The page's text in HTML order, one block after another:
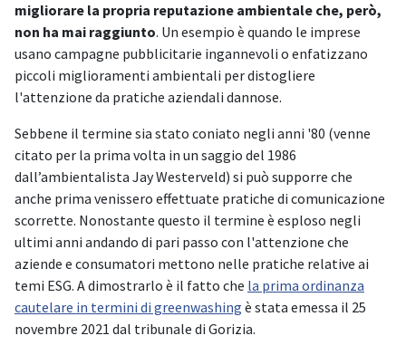
migliorare la propria reputazione ambientale che, però,
non ha mai raggiunto. Un esempio è quando le imprese
usano campagne pubblicitarie ingannevoli o enfatizzano
piccoli miglioramenti ambientali per distogliere
l'attenzione da pratiche aziendali dannose.
Sebbene il termine sia stato coniato negli anni '80 (venne
citato per la prima volta in un saggio del 1986
dall’ambientalista Jay Westerveld) si può supporre che
anche prima venissero effettuate pratiche di comunicazione
scorrette. Nonostante questo il termine è esploso negli
ultimi anni andando di pari passo con l'attenzione che
aziende e consumatori mettono nelle pratiche relative ai
temi ESG. A dimostrarlo è il fatto che la prima ordinanza
cautelare in termini di greenwashing è stata emessa il 25
novembre 2021 dal tribunale di Gorizia.